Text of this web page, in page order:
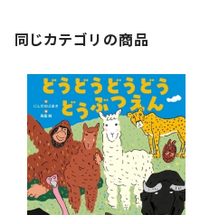
同じカテゴリの商品